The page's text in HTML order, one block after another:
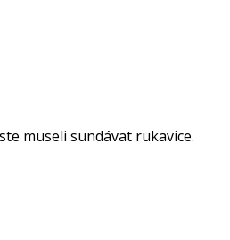
museli sundávat rukavice.